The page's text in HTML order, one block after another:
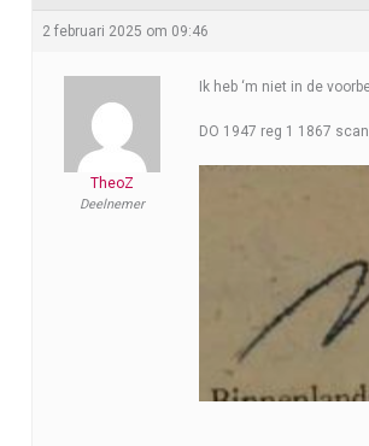
2 februari 2025 om 09:46
TheoZ
Deelnemer
Ik heb ‘m niet in de
DO 1947 reg 1 1867